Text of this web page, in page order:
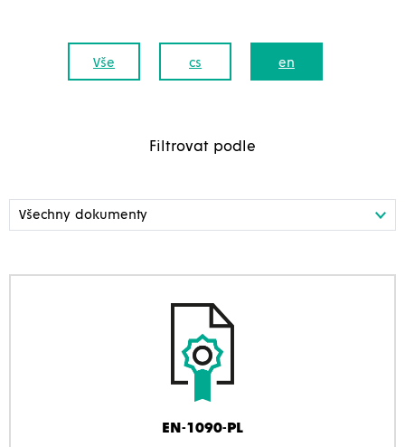
Vše cs en
Filtrovat podle
EN-1090-PL